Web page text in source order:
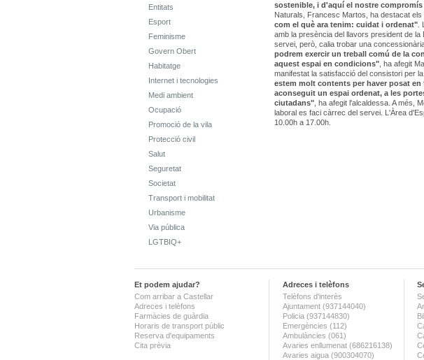
Entitats
Esport
Feminisme
Govern Obert
Habitatge
Internet i tecnologies
Medi ambient
Ocupació
Promoció de la vila
Protecció civil
Salut
Seguretat
Societat
Transport i mobilitat
Urbanisme
Via pública
LGTBIQ+
sostenible, i d'aquí el nostre
Naturals, Francesc Martos, ha destacat
com el què ara tenim: cuidat i ordenat"
amb la presència del llavors president de
servei, però, calia trobar una
podrem exercir un treball comú de la
aquest espai en condicions" , ha afegit
manifestat la satisfacció del consistori per
estem molt contents per haver posat
aconseguit un espai ordenat, a les
ciutadans" , ha afegit l'alcaldessa. A més,
laboral es faci càrrec del servei. L'Àrea
10.00h a 17.00h.
Et podem ajudar?
Com arribar a Castellar
Adreces i telèfons
Farmàcies de guàrdia
Horaris de transport públic
Reserva d'equipaments
Cita prèvia
Adreces i telèfons
Telèfons d'interès
Ajuntament (937144040)
Policia (937144830)
Emergències (112)
Ambulàncies (061)
Avaries enllumenat (686216138)
Avaries aigua (900304070)